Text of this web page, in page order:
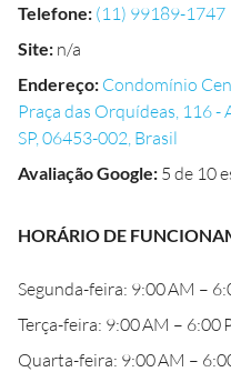
Telefone: (11) 99189-1747
Site: n/a
Endereço: Condomínio
Praça das Orquídeas, 116
SP, 06453-002, Brasil
Avaliação Google: 5 de 10
HORÁRIO DE
Segunda-feira: 9:00 AM –
Terça-feira: 9:00 AM – 6:00
Quarta-feira: 9:00 AM –